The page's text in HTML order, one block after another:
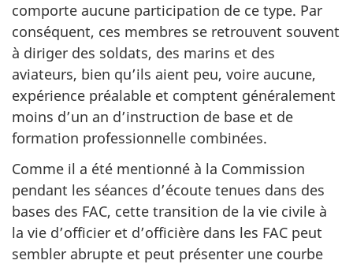
comporte aucune participation de ce type. Par
conséquent, ces membres se retrouvent souvent
à diriger des soldats, des marins et des
aviateurs, bien qu’ils aient peu, voire aucune,
expérience préalable et comptent généralement
moins d’un an d’instruction de base et de
formation professionnelle combinées.
Comme il a été mentionné à la Commission
pendant les séances d’écoute tenues dans des
bases des FAC, cette transition de la vie civile à
la vie d’officier et d’officière dans les FAC peut
sembler abrupte et peut présenter une courbe